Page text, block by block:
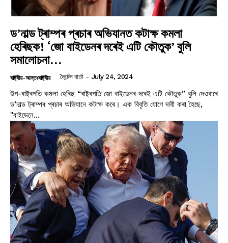
ড’নাল্ড ট্ৰাম্পৰ প্ৰচাৰ অভিযানত কটাক্ষ কমলা
হেৰিছক! ‘জো বাইডেনৰ দৰেই এটি কৌতুক’ বুলি
সমালোচনা…
ৰাষ্ট্ৰীয়-আন্তঃৰাষ্ট্ৰীয় দৈনন্দিন বাৰ্তা - July 24, 2024
উপ-ৰাষ্ট্ৰপতি কমলা হেৰিছ “ৰাষ্ট্ৰপতি জো বাইডেনৰ দৰেই এটি কৌতুক” বুলি দেওবাৰে
ড’নাল্ড ট্ৰাম্পৰ প্ৰচাৰ অভিযানে কটাক্ষ কৰে। এক বিবৃতি যোগে দাবী কৰা হৈছে,
"বাইডেনে...